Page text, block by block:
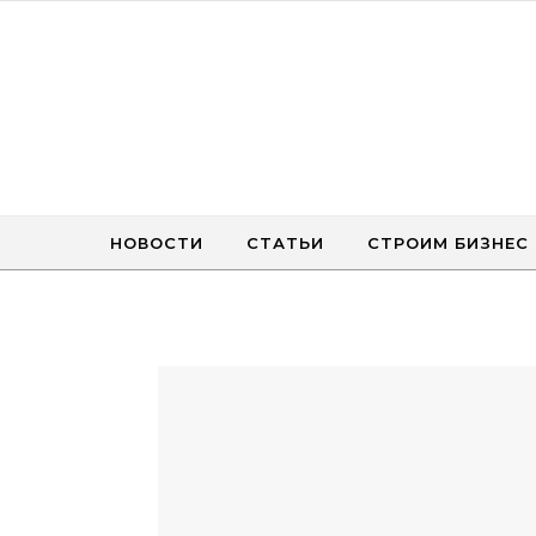
НОВОСТИ СТАТЬИ СТРОИМ БИЗНЕС